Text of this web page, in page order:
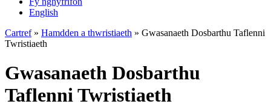
English
Cartref» Hamdden a thwristiaeth » Gwasanaeth Dosbarthu Taflenni
Twristiaeth
Gwasanaeth Dosbarthu
Taflenni Twristiaeth